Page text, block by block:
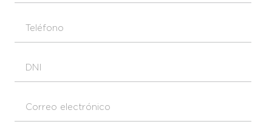
Teléfono
DNI
Correo electrónico